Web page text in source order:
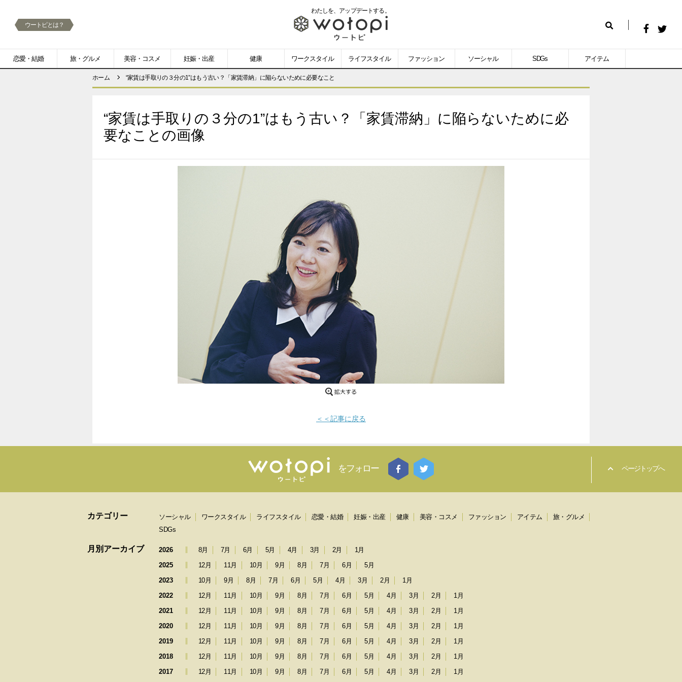
わたしを、 アップデートする。
wotopi
-
ウ
ト
恋愛・結婚 旅・グルメ 美容・コスメ 妊娠・出産 健康 ワークスタイル ライフスタイル ファッション ソーシャル SDGs アイテム
索
ウートピとは？ Facebook
ホーム “家賃は手取りの３分の1”はもう古い？「家賃滞納」に陥らないために必要なこと
“家賃は手取りの３分の1”はもう古い？「家賃滞納」に陥らないために必
要なことの画像
＜＜記事に戻る
をフォロー ページトップへ
カテゴリー ソーシャル ワークスタイル ライフスタイル 恋愛・結婚 妊娠・出産 健康 美容・コスメ ファッション アイテム
旅・グルメ
SDGs
月別アーカイブ 2026 8月 7月 6月 5月 4月 3月 2月
1月
2025
12月 11月 10月 9月 8月 7月 6月
5月
2023
10月 9月 8月 7月 6月 5月 4月 3月 2月
1月
2022
12月 11月 10月 9月 8月 7月 6月 5月 4月 3月 2月
1月
2021
12月 11月 10月 9月 8月 7月 6月 5月 4月 3月 2月
1月
2020
12月 11月 10月 9月 8月 7月 6月 5月 4月 3月 2月
1月
2019
12月 11月 10月 9月 8月 7月 6月 5月 4月 3月 2月
1月
2018
12月 11月 10月 9月 8月 7月 6月 5月 4月 3月 2月
1月
2017
12月 11月 10月 9月 8月 7月 6月 5月 4月 3月 2月 1月